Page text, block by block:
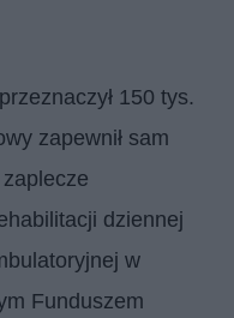
150 tys.
zapewnił sam
dziennej
w
Funduszem